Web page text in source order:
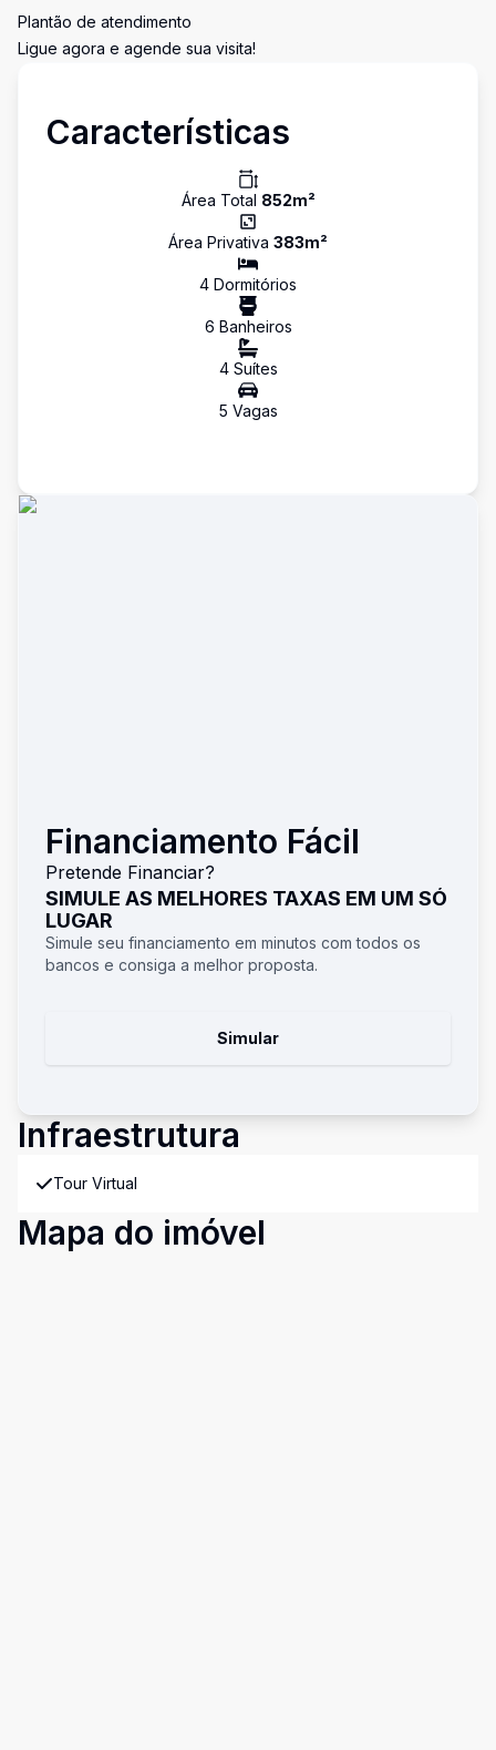
Plantão de atendimento
Ligue agora e agende sua visita!
Características
Área Total 852m²
Área Privativa 383m²
4 Dormitórios
6 Banheiros
4Suítes
5 Vagas
Financiamento Fácil
Pretende Financiar?
SIMULE AS MELHORES TAXAS EM UM SÓ
LUGAR
Simule seu financiamento em minutos com todos os
bancos e consiga a melhor proposta.
Simular
Infraestrutura
Tour Virtual
Mapa do imóvel